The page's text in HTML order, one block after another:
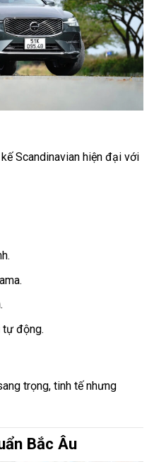
Scandinavian hiện đại với
tự động.
trọng, tinh tế nhưng
Bắc Âu